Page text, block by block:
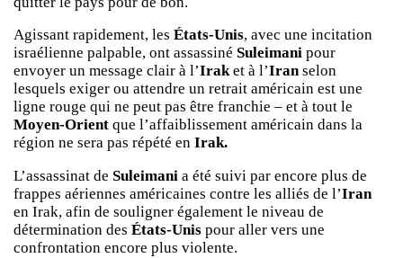
Agissant rapidement, les États-Unis, avec une incitation
israélienne palpable, ont assassiné Suleimani pour
envoyer un message clair à l’Iraket à l’Iranselon
lesquels exiger ou attendre un retrait américain est une
ligne rouge qui ne peut pas être franchie – et à tout le
Moyen-Orient que l’affaiblissement américain dans la
région ne sera pas répété en Irak.
L’assassinat de Suleimani a été suivi par encore plus de
frappes aériennes américaines contre les alliés de l’Iran
en Irak, afin de souligner également le niveau de
détermination des États-Unis pour aller vers une
confrontation encore plus violente.